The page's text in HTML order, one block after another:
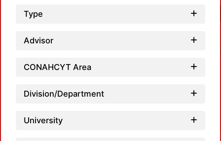
Type
Advisor
CONAHCYT Area
Division/Department
University